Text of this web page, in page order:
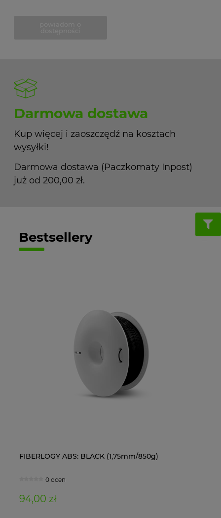
Darmowa dostawa
Kup więcej i zaoszczędź na kosztach
wysyłki!
Darmowa dostawa (Paczkomaty Inpost)
już od 200,00 zł.
Bestsellery
FIBERLOGY ABS: BLACK (1,75mm/850g)
0 ocen
94,00 zł